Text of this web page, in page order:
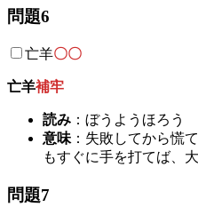
問題6
亡羊〇〇
亡羊補牢
読み ：ぼうようほろう
意味 ：失敗してから慌
もすぐに手を打てば、
問題7